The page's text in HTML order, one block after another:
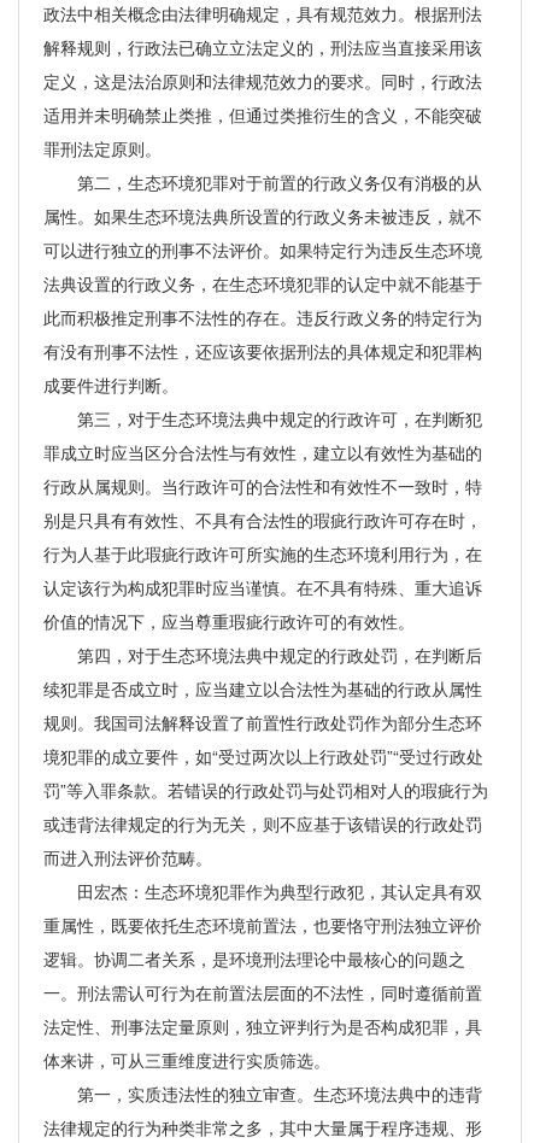
政法中相关概念由法律明确规定，具有规范效力。根据刑法
解释规则，行政法已确立立法定义的，刑法应当直接采用该
定义，这是法治原则和法律规范效力的要求。同时，行政法
适用并未明确禁止类推，但通过类推衍生的含义，不能突破
罪刑法定原则。
第二，生态环境犯罪对于前置的行政义务仅有消极的从
属性。如果生态环境法典所设置的行政义务未被违反，就不
可以进行独立的刑事不法评价。如果特定行为违反生态环境
法典设置的行政义务，在生态环境犯罪的认定中就不能基于
此而积极推定刑事不法性的存在。违反行政义务的特定行为
有没有刑事不法性，还应该要依据刑法的具体规定和犯罪构
成要件进行判断。
第三，对于生态环境法典中规定的行政许可，在判断犯
罪成立时应当区分合法性与有效性，建立以有效性为基础的
行政从属规则。当行政许可的合法性和有效性不一致时，特
别是只具有有效性、不具有合法性的瑕疵行政许可存在时，
行为人基于此瑕疵行政许可所实施的生态环境利用行为，在
认定该行为构成犯罪时应当谨慎。在不具有特殊、重大追诉
价值的情况下，应当尊重瑕疵行政许可的有效性。
第四，对于生态环境法典中规定的行政处罚，在判断后
续犯罪是否成立时，应当建立以合法性为基础的行政从属性
规则。我国司法解释设置了前置性行政处罚作为部分生态环
境犯罪的成立要件，如“受过两次以上行政处罚”“受过行政处
罚”等入罪条款。若错误的行政处罚与处罚相对人的瑕疵行为
或违背法律规定的行为无关，则不应基于该错误的行政处罚
而进入刑法评价范畴。
田宏杰：生态环境犯罪作为典型行政犯，其认定具有双
重属性，既要依托生态环境前置法，也要恪守刑法独立评价
逻辑。协调二者关系，是环境刑法理论中最核心的问题之
一。刑法需认可行为在前置法层面的不法性，同时遵循前置
法定性、刑事法定量原则，独立评判行为是否构成犯罪，具
体来讲，可从三重维度进行实质筛选。
第一，实质违法性的独立审查。生态环境法典中的违背
法律规定的行为种类非常之多，其中大量属于程序违规、形